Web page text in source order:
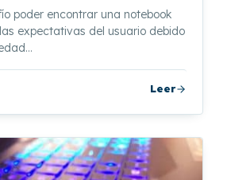
poder encontrar una notebook
expectativas del usuario debido
Leer